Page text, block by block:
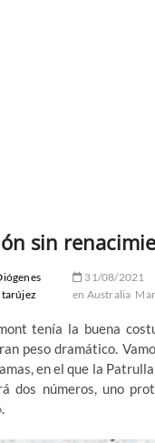
sin
31/08/2021
en Australia
tenía la buena
peso dramático.
en el que la
dos números, uno